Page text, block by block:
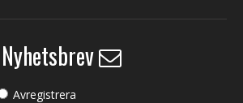
Nyhetsbrev
Avregistrera